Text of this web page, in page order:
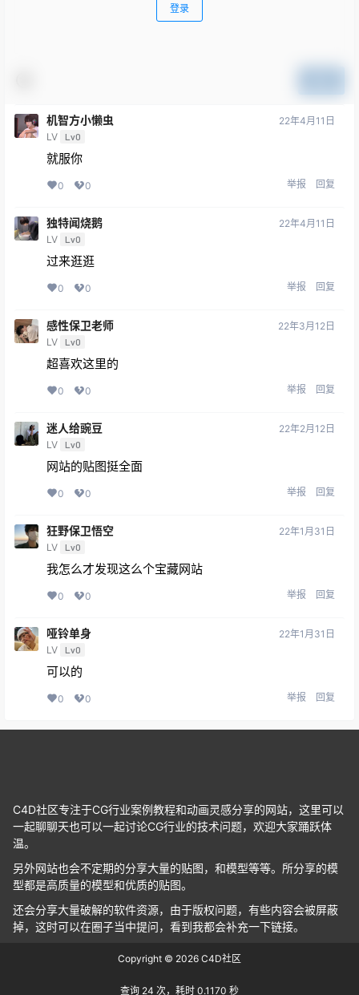
登录
机智方小懒虫
LV Lv0
22年4月11日
就服你
0 0 举报 回复
独特闻烧鹅
LV Lv0
22年4月11日
过来逛逛
0 0 举报 回复
感性保卫老师
LV Lv0
22年3月12日
超喜欢这里的
0 0 举报 回复
迷人给豌豆
LV Lv0
22年2月12日
网站的贴图挺全面
0 0 举报 回复
狂野保卫悟空
LV Lv0
22年1月31日
我怎么才发现这么个宝藏网站
0 0 举报 回复
哑铃单身
LV Lv0
22年1月31日
可以的
0 0 举报 回复
C4D社区专注于CG行业案例教程和动画灵感分享的网站，这里可以
一起聊聊天也可以一起讨论CG行业的技术问题，欢迎大家踊跃体
温。
另外网站也会不定期的分享大量的贴图，和模型等等。所分享的模
型都是高质量的模型和优质的贴图。
还会分享大量破解的软件资源，由于版权问题，有些内容会被屏蔽
掉，这时可以在圈子当中提问，看到我都会补充一下链接。
Copyright © 2026 C4D社区
查询 24 次，耗时 0.1170 秒